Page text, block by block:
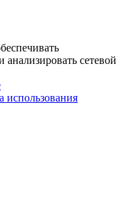
сетевой
использования